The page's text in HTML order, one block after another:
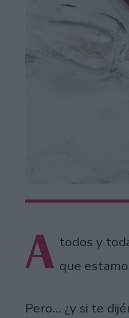
A todos y
que
Pero… ¿y si te